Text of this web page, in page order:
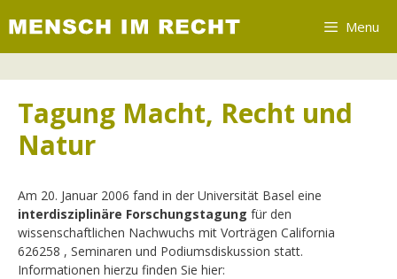
Inhalt
Menu
Tagung Macht, Recht und
Natur
Am 20. Januar 2006 fand in der Universität Basel eine
interdisziplinäre Forschungstagung für den
wissenschaftlichen Nachwuchs mit Vorträgen California
626258 , Seminaren und Podiumsdiskussion statt.
Informationen hierzu finden Sie hier: